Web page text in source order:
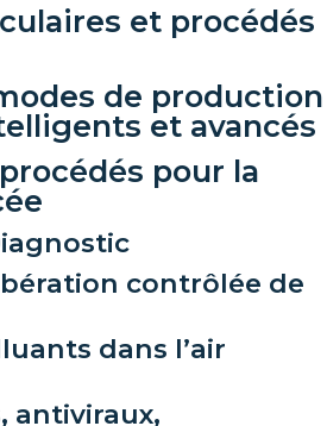
et procédés
de production
et avancés
pour la
contrôlée de
dans l’air
antiviraux,